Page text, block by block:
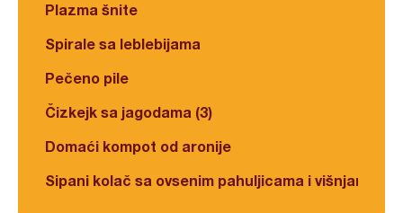
Plazma šnite
Spirale sa leblebijama
Pečeno pile
Čizkejk sa jagodama (3)
Domaći kompot od aronije
Sipani kolač sa ovsenim pahuljicama i višnjama